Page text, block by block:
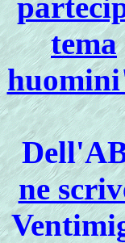
tema
Dell'
ne